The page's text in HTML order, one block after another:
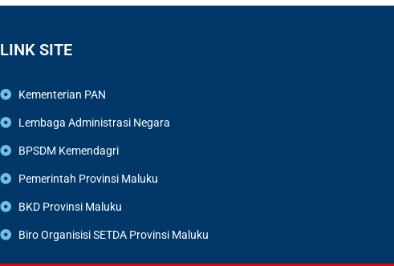
LINK SITE
Kementerian PAN
Lembaga Administrasi Negara
BPSDM Kemendagri
Pemerintah Provinsi Maluku
BKD Provinsi Maluku
Biro Organisisi SETDA Provinsi Maluku